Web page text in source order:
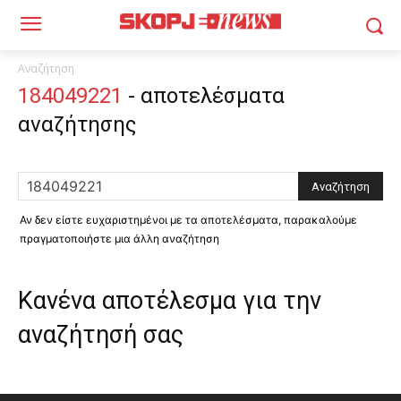
Αναζήτηση
184049221 - αποτελέσματα
αναζήτησης
Αν δεν είστε ευχαριστημένοι με τα αποτελέσματα, παρακαλούμε
πραγματοποιήστε μια άλλη αναζήτηση
Κανένα αποτέλεσμα για την
αναζήτησή σας